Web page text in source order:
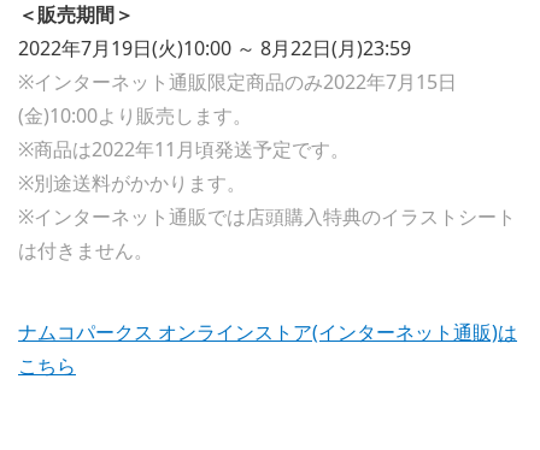
＜販売期間＞
2022年7月19日(火)10:00 ～ 8月22日(月)23:59
※インターネット通販限定商品のみ2022年7月15日
(金)10:00より販売します。
※商品は2022年11月頃発送予定です。
※別途送料がかかります。
※インターネット通販では店頭購入特典のイラストシート
は付きません。
ナムコパークス オンラインストア(インターネット通販)は
こちら